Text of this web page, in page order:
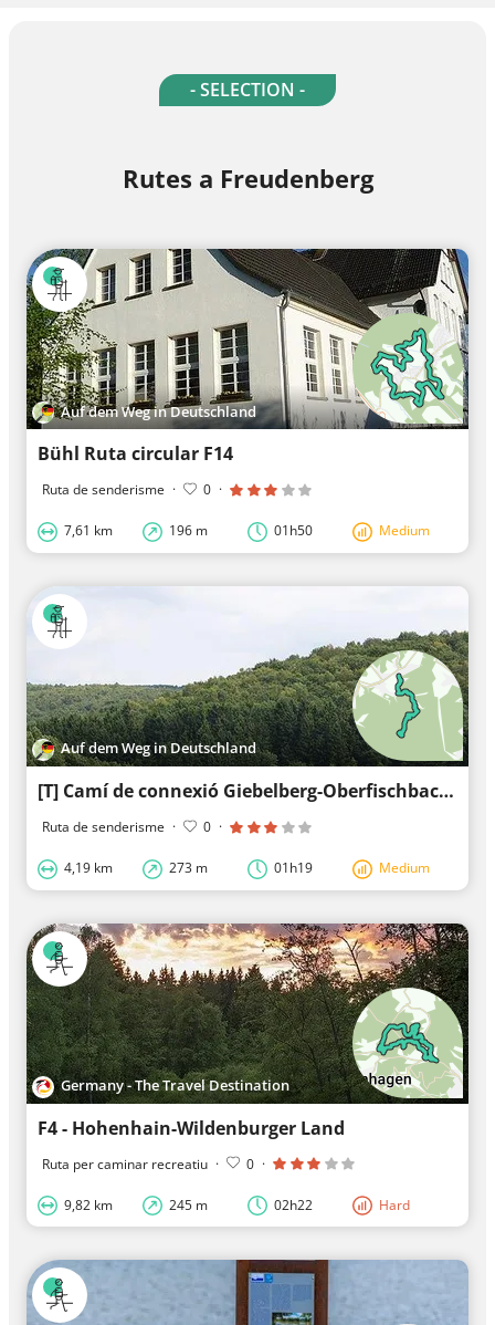
- SELECTION -
Rutes a Freudenberg
Auf dem Weg in Deutschland
Bühl Ruta circular F14
Ruta de senderisme · 0 ·
7,61 km 196 m 01h50 Medium
Auf dem Weg in Deutschland
[T] Camí de connexió Giebelberg-Oberfischbach
Ruta de senderisme · 0 ·
4,19 km 273 m 01h19 Medium
Germany - The Travel Destination
F4 - Hohenhain-Wildenburger Land
Ruta per caminar recreatiu · 0 ·
9,82 km 245 m 02h22 Hard